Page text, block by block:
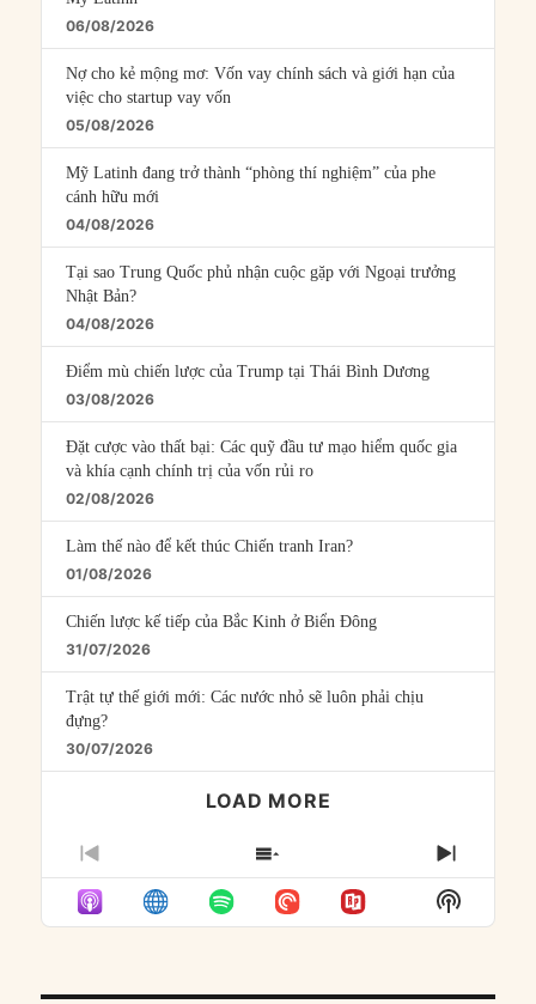
06/08/2026
Nợ cho kẻ mộng mơ: Vốn vay chính sách và giới hạn của
việc cho startup vay vốn
05/08/2026
Mỹ Latinh đang trở thành “phòng thí nghiệm” của phe
cánh hữu mới
04/08/2026
Tại sao Trung Quốc phủ nhận cuộc gặp với Ngoại trưởng
Nhật Bản?
04/08/2026
Điểm mù chiến lược của Trump tại Thái Bình Dương
03/08/2026
Đặt cược vào thất bại: Các quỹ đầu tư mạo hiểm quốc gia
và khía cạnh chính trị của vốn rủi ro
02/08/2026
Làm thế nào để kết thúc Chiến tranh Iran?
01/08/2026
Chiến lược kế tiếp của Bắc Kinh ở Biển Đông
31/07/2026
Trật tự thế giới mới: Các nước nhỏ sẽ luôn phải chịu
đựng?
30/07/2026
LOAD MORE
PREVIOUS
EPISODE
SHOW
EPISODES
LIST
NEXT
Show
Podcast